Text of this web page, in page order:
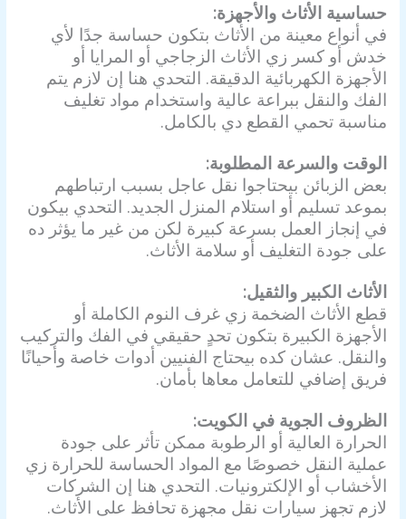
حساسية الأثاث والأجهزة:
في أنواع معينة من الأثاث بتكون حساسة جدًا لأي
خدش أو كسر زي الأثاث الزجاجي أو المرايا أو
الأجهزة الكهربائية الدقيقة. التحدي هنا إن لازم يتم
الفك والنقل ببراعة عالية واستخدام مواد تغليف
مناسبة تحمي القطع دي بالكامل.
الوقت والسرعة المطلوبة:
بعض الزبائن بيحتاجوا نقل عاجل بسبب ارتباطهم
بموعد تسليم أو استلام المنزل الجديد. التحدي بيكون
في إنجاز العمل بسرعة كبيرة لكن من غير ما يؤثر ده
على جودة التغليف أو سلامة الأثاث.
الأثاث الكبير والثقيل:
قطع الأثاث الضخمة زي غرف النوم الكاملة أو
الأجهزة الكبيرة بتكون تحدٍ حقيقي في الفك والتركيب
والنقل. عشان كده بيحتاج الفنيين أدوات خاصة وأحيانًا
فريق إضافي للتعامل معاها بأمان.
الظروف الجوية في الكويت:
الحرارة العالية أو الرطوبة ممكن تأثر على جودة
عملية النقل خصوصًا مع المواد الحساسة للحرارة زي
الأخشاب أو الإلكترونيات. التحدي هنا إن الشركات
لازم تجهز سيارات نقل مجهزة تحافظ على الأثاث.